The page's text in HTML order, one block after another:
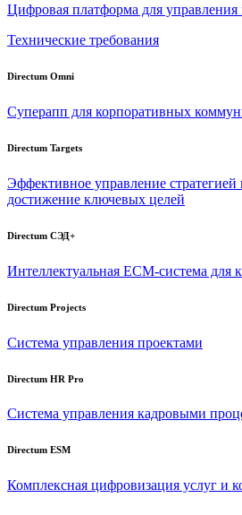
Цифровая платформа для управления
Технические требования
Directum Omni
Суперапп для корпоративных
Directum Targets
Эффективное управление стратегией
достижение ключевых целей
Directum СЭД+
Интеллектуальная ECM-система для
Directum Projects
Система управления проектами
Directum HR Pro
Система управления кадровыми
Directum ESM
Комплексная цифровизация услуг и